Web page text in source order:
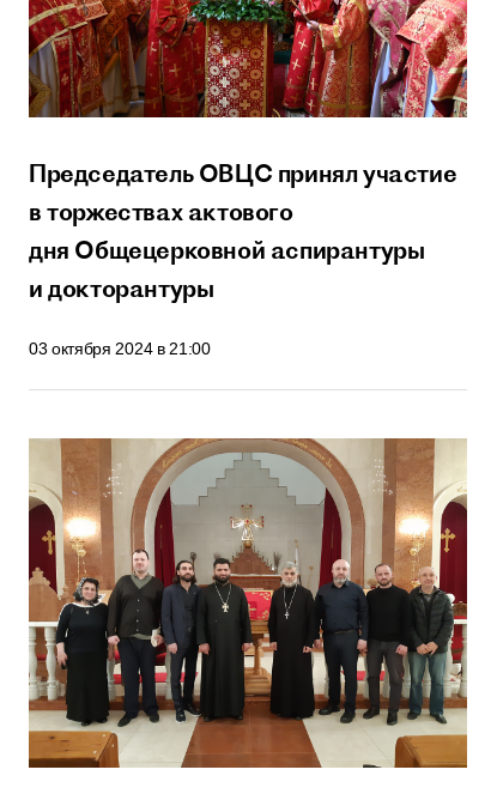
Председатель ОВЦС принял участие
в торжествах актового
дня Общецерковной аспирантуры
и докторантуры
03 октября 2024 в 21:00